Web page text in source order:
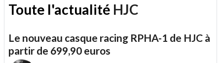
Toute l'actualité HJC
Le nouveau casque racing RPHA-1 de HJC à
partir de 699,90 euros